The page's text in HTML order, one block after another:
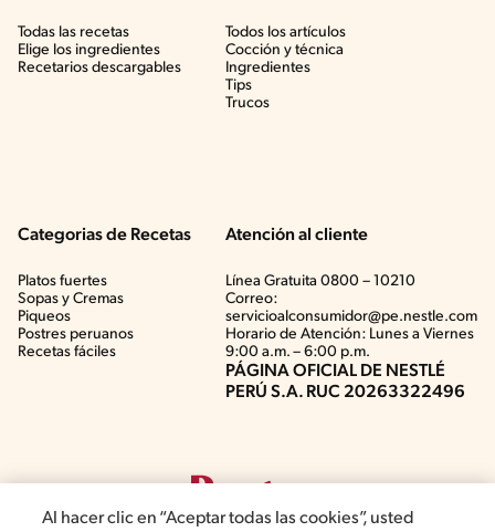
Todas las recetas
Elige los ingredientes
Recetarios descargables
Todos los artículos
Cocción y técnica
Ingredientes
Tips
Trucos
Categorias de Recetas
Platos fuertes
Sopas y Cremas
Piqueos
Postres peruanos
Recetas fáciles
Atención al cliente
Línea Gratuita 0800 – 10210
Correo:
servicioalconsumidor@pe.nestle.com
Horario de Atención: Lunes a Viernes
9:00 a.m. – 6:00 p.m.
PÁGINA OFICIAL DE NESTLÉ
PERÚ S.A. RUC 20263322496
Al hacer clic en “Aceptar todas las cookies”, usted